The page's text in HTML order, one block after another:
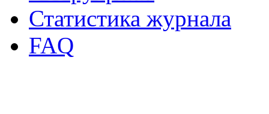
Статистика журнала
FAQ